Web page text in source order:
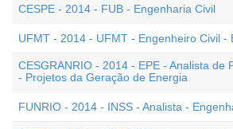
CESPE - 2014 - FUB - Engenharia Civil
UFMT - 2014 - UFMT - Engenheiro Civil -
CESGRANRIO - 2014 - EPE - Analista de
- Projetos da Geração de Energia
FUNRIO - 2014 - INSS - Analista -